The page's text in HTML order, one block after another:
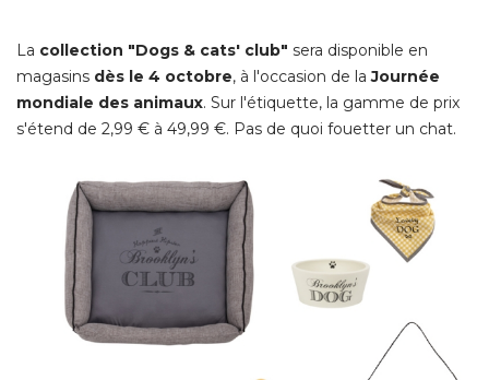
La collection "Dogs & cats' club" sera disponible en
magasins dès le 4 octobre, à l'occasion de la Journée
mondiale des animaux. Sur l'étiquette, la gamme de prix
s'étend de 2,99 € à 49,99 €. Pas de quoi fouetter un chat.